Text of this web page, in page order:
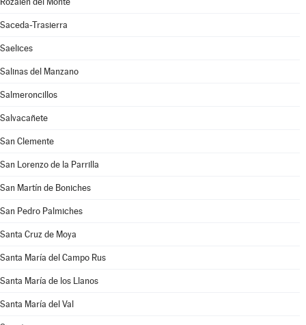
Saceda-Trasierra
Saelices
Salinas del Manzano
Salmeroncillos
Salvacañete
San Clemente
San Lorenzo de la Parrilla
San Martín de Boniches
San Pedro Palmiches
Santa Cruz de Moya
Santa María del Campo Rus
Santa María de los Llanos
Santa María del Val